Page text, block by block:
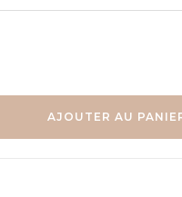
AJOUTER AU